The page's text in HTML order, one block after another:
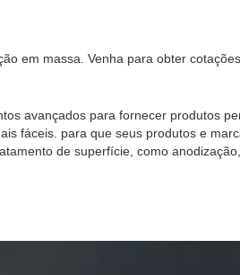
em massa. Venha para obter
avançados para fornecer produtos
fáceis. para que seus produtos e
de superfície, como